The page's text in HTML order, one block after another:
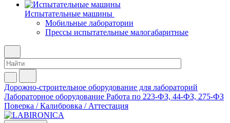
Испытательные машины
Мобильные лаборатории
Прессы испытательные малогабаритные
Дорожно-строительное оборудование для лабораторий
Лабораторное оборудование Работа по 223-ФЗ, 44-ФЗ, 275-ФЗ
Поверка / Калибровка / Аттестация